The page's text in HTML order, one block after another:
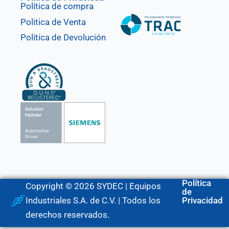
Política de compra
Politica de Venta
Política de Devolución
Copyright © 2026 SYDEC | Equipos
Industriales S.A. de C.V. | Todos los
derechos reservados.
Política
de
Privacidad